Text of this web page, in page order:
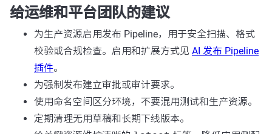
给运维和平台团队的建议
为生产资源启用发布 Pipeline，用于安全扫描、格式
校验或合规检查。启用和扩展方式见 AI 发布 Pipeline
插件。
为强制发布建立审批或审计要求。
使用命名空间区分环境，不要混用测试和生产资源。
定期清理无用草稿和长期下线版本。